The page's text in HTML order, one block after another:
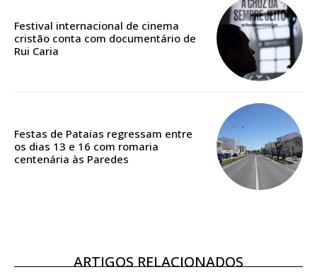
16€
Acesso aos conteúdos Exclusivos para
assinantes
Festival internacional de cinema
cristão conta com documentário de
Rui Caria
Festas de Pataias regressam entre
os dias 13 e 16 com romaria
centenária às Paredes
ARTIGOS RELACIONADOS